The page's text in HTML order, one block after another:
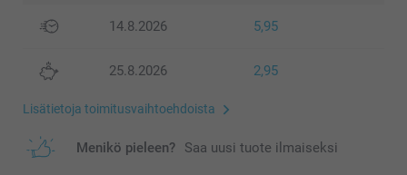
14.8.2026 5,95
25.8.2026 2,95
Lisätietoja toimitusvaihtoehdoista
Menikö pieleen? Saa uusi tuote ilmaiseksi